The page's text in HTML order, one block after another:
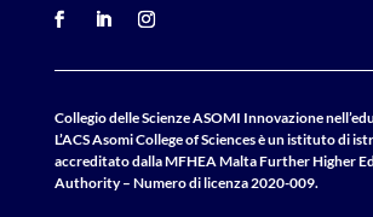
Collegio delle Scienze ASOMI Innovazione
L’ACS Asomi College of Sciences è un istituto di
accreditato dalla MFHEA Malta Further Higher
Authority – Numero di licenza 2020-009.